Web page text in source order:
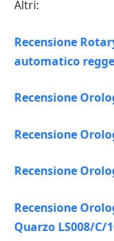
Altri:
Recensione
automatico
Recensione
Recensione
Recensione
Recensione
Quarzo LS008/C/